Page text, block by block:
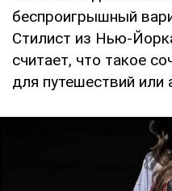
беспроигрышный
Стилист из Нью-
считает, что такое
для путешествий или